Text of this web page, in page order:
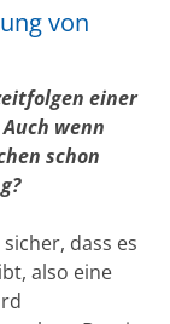
von
einer
wenn
schon
dass es
also eine